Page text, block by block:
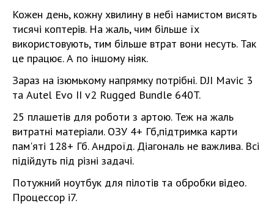
Кожен день, кожну хвилину в небі намистом висять
тисячі коптерів. На жаль, чим більше їх
використовують, тим більше втрат вони несуть. Так
це працює. А по іншому ніяк.
Зараз на ізюмькому напрямку потрібні. DJI Mavic 3
та Autel Evo II v2 Rugged Bundle 640T.
25 плашетів для роботи з артою. Теж на жаль
витратні матеріали. ОЗУ 4+ Гб,підтримка карти
пам'яті 128+ Гб. Андроїд. Діагональ не важлива. Всі
підійдуть під різні задачі.
Потужний ноутбук для пілотів та обробки відео.
Процессор i7.